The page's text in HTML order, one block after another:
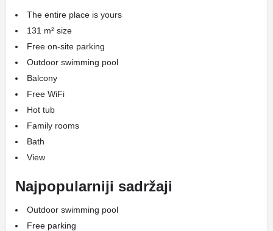
The entire place is yours
131 m² size
Free on-site parking
Outdoor swimming pool
Balcony
Free WiFi
Hot tub
Family rooms
Bath
View
Najpopularniji sadržaji
Outdoor swimming pool
Free parking